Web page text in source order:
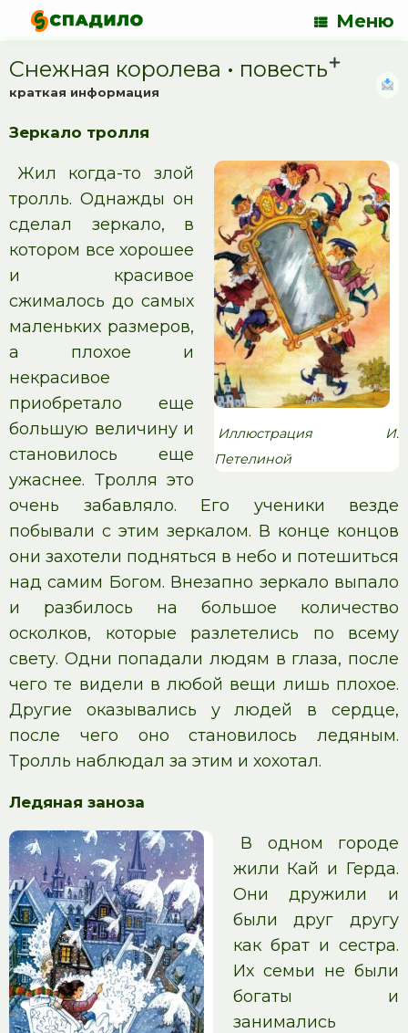
Меню
Снежная королева • повесть
краткая информация
Зеркало тролля
Иллюстрация И.
Петелиной
Жил когда-то злой
тролль. Однажды он
сделал зеркало, в
котором все хорошее
и красивое
сжималось до самых
маленьких размеров,
а плохое и
некрасивое
приобретало еще
большую величину и
становилось еще
ужаснее. Тролля это
очень забавляло. Его ученики везде
побывали с этим зеркалом. В конце концов
они захотели подняться в небо и потешиться
над самим Богом. Внезапно зеркало выпало
и разбилось на большое количество
осколков, которые разлетелись по всему
свету. Одни попадали людям в глаза, после
чего те видели в любой вещи лишь плохое.
Другие оказывались у людей в сердце,
после чего оно становилось ледяным.
Тролль наблюдал за этим и хохотал.
Ледяная заноза
В одном городе
жили Кай и Герда.
Они дружили и
были друг другу
как брат и сестра.
Их семьи не были
богаты и
занимались